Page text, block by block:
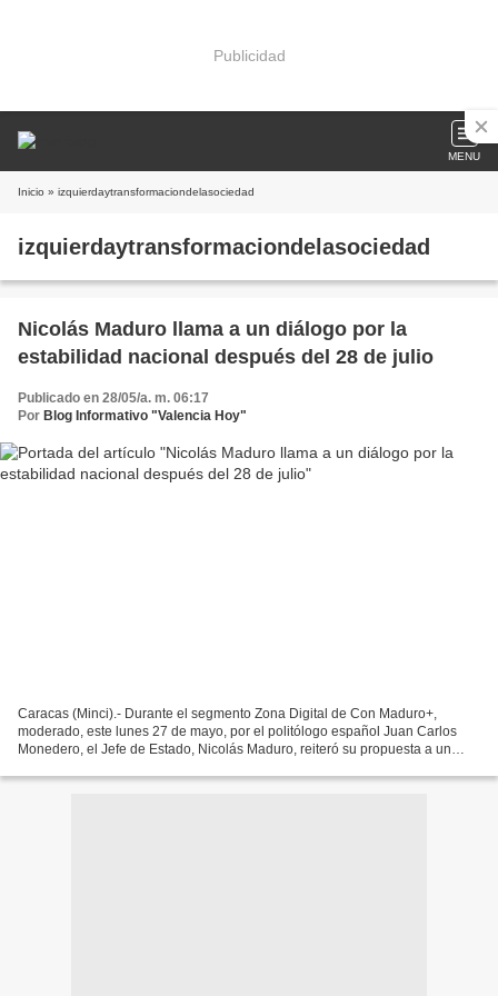
Publicidad
MENU
Inicio » izquierdaytransformaciondelasociedad
izquierdaytransformaciondelasociedad
Nicolás Maduro llama a un diálogo por la
estabilidad nacional después del 28 de julio
Publicado en 28/05/a. m. 06:17
Por Blog Informativo "Valencia Hoy"
Caracas (Minci).- Durante el segmento Zona Digital de Con Maduro+,
moderado, este lunes 27 de mayo, por el politólogo español Juan Carlos
Monedero, el Jefe de Estado, Nicolás Maduro, reiteró su propuesta a un